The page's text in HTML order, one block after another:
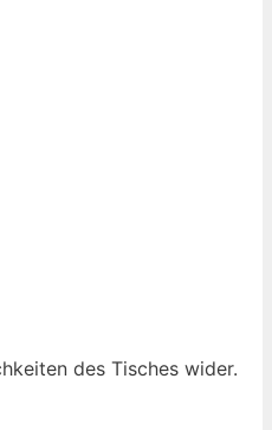
des Tisches wider.